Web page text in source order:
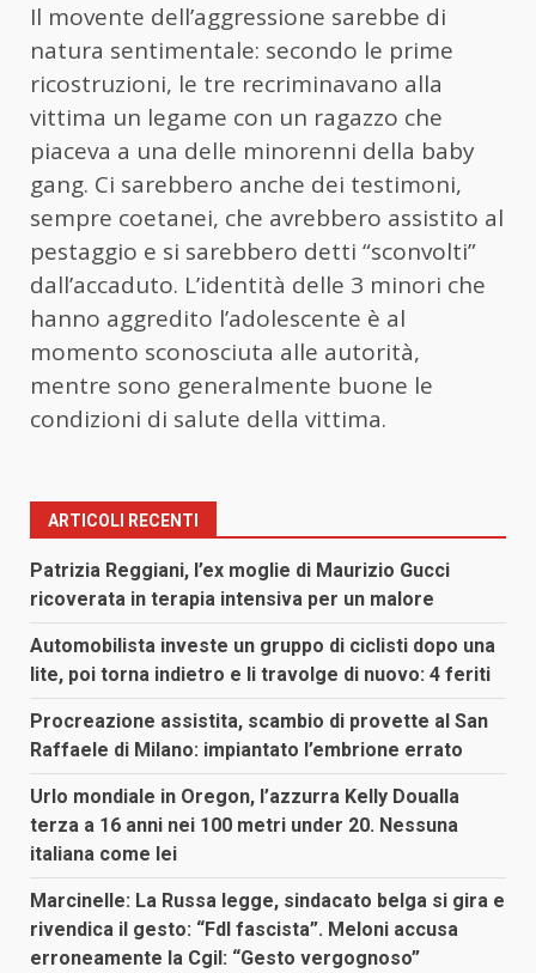
Il movente dell’aggressione sarebbe di
natura sentimentale: secondo le prime
ricostruzioni, le tre recriminavano alla
vittima un legame con un ragazzo che
piaceva a una delle minorenni della baby
gang. Ci sarebbero anche dei testimoni,
sempre coetanei, che avrebbero assistito al
pestaggio e si sarebbero detti “sconvolti”
dall’accaduto. L’identità delle 3 minori che
hanno aggredito l’adolescente è al
momento sconosciuta alle autorità,
mentre sono generalmente buone le
condizioni di salute della vittima.
ARTICOLI RECENTI
Patrizia Reggiani, l’ex moglie di Maurizio Gucci
ricoverata in terapia intensiva per un malore
Automobilista investe un gruppo di ciclisti dopo una
lite, poi torna indietro e li travolge di nuovo: 4 feriti
Procreazione assistita, scambio di provette al San
Raffaele di Milano: impiantato l’embrione errato
Urlo mondiale in Oregon, l’azzurra Kelly Doualla
terza a 16 anni nei 100 metri under 20. Nessuna
italiana come lei
Marcinelle: La Russa legge, sindacato belga si gira e
rivendica il gesto: “FdI fascista”. Meloni accusa
erroneamente la Cgil: “Gesto vergognoso”